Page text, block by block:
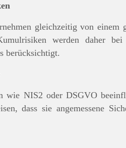
gleichzeitig von
werden daher
berücksichtigt.
wie NIS2 oder DSGVO
dass sie angemessene